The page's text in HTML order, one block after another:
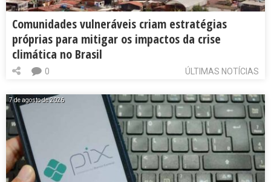
Comunidades vulneráveis criam estratégias
próprias para mitigar os impactos da crise
climática no Brasil
ÚLTIMAS NOTÍCIAS
0
7 de agosto de 2026